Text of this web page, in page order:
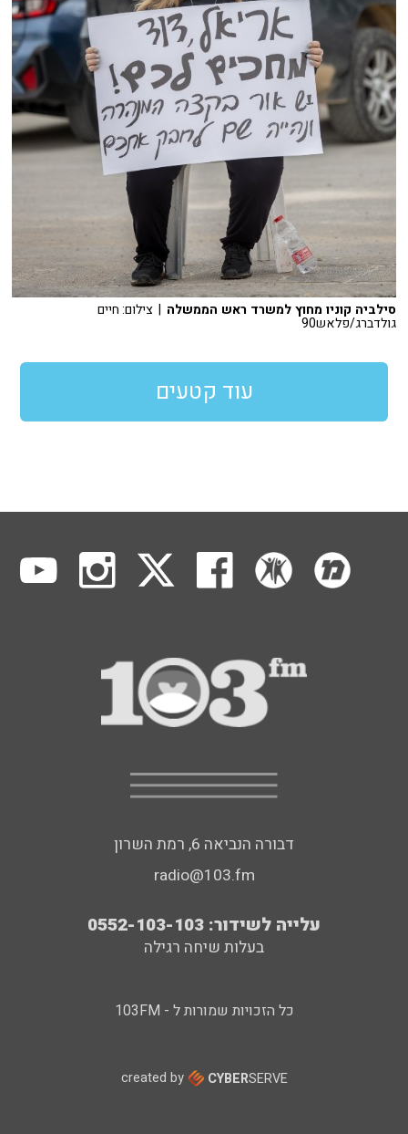
סילביה קוניו מחוץ למשרד ראש הממשלה | צילום: חיים
גולדברג/פלאש90
עוד קטעים
דבורה הנביאה 6, רמת השרון
radio@103.fm
עלייה לשידור: 0552-103-103
בעלות שיחה רגילה
כל הזכויות שמורות ל - 103FM
created by CYBERSERVE